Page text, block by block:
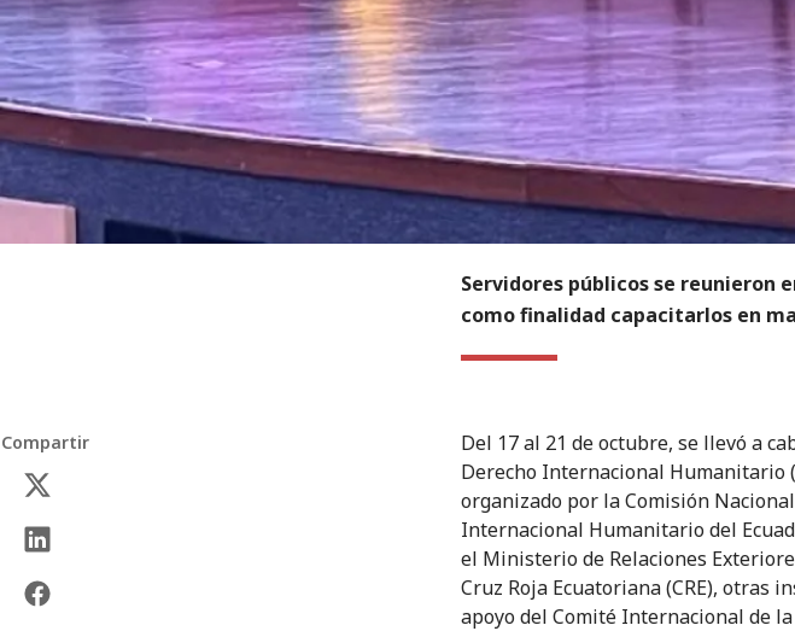
Servidores públicos se reunieron
como finalidad capacitarlos en
Compartir
Del 17 al 21 de octubre, se llevó a
Derecho Internacional Humanitario
organizado por la Comisión
Internacional Humanitario del
el Ministerio de Relaciones
Cruz Roja Ecuatoriana (CRE), otras
apoyo del Comité Internacional de la